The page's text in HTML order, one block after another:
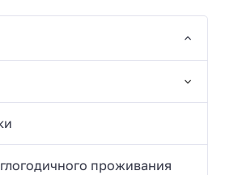
проживания